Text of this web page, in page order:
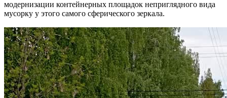
модернизации контейнерных площадок неприглядного вида
мусорку у этого самого сферического зеркала.